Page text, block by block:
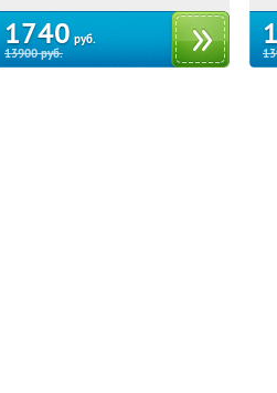
1740 руб.
13900руб.